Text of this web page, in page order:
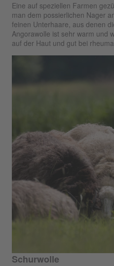
Eine auf speziellen Farmen
man dem possierlichen Nager
feinen Unterhaare, aus denen
Angorawolle ist sehr warm und
auf der Haut und gut bei
Schurwolle